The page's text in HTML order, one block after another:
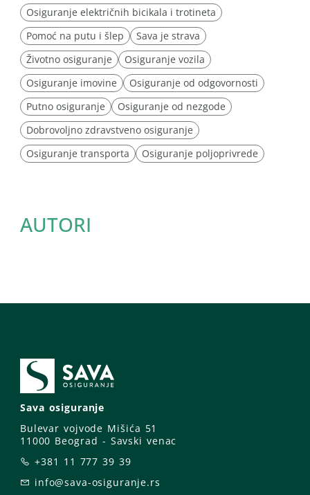
Osiguranje električnih bicikala i trotineta
Pomoć na putu i šlep
Sava je strava
Životno osiguranje
Osiguranje vozila
Osiguranje imovine
Osiguranje od odgovornosti
Putno osiguranje
Osiguranje od nezgode
Dobrovoljno zdravstveno osiguranje
Osiguranje transporta
Osiguranje poljoprivrede
AUTORI
Sava osiguranje
Bulevar vojvode Mišića 51
11000 Beograd - Savski venac
+381 11 777 39 39
info@sava-osiguranje.rs